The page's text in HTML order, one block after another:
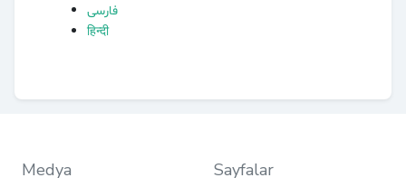
فارسی
हिन्दी
Medya Sayfalar